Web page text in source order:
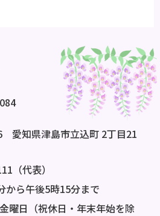
愛知県津島市立込町 2丁目21
（代表）
から午後5時15分まで
曜日（祝休日・年末年始を除